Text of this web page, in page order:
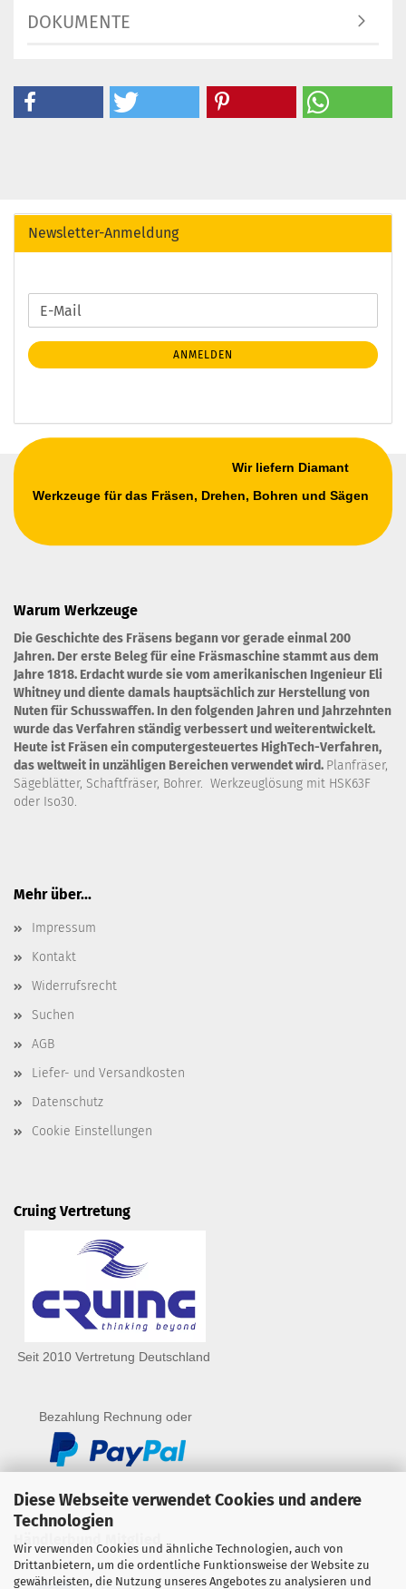
Diese Webseite verwendet Cookies und andere
Technologien
Wir verwenden Cookies und ähnliche Technologien, auch von
Drittanbietern, um die ordentliche Funktionsweise der Website zu
gewährleisten, die Nutzung unseres Angebotes zu analysieren und
DOKUMENTE
Newsletter-Anmeldung
WEITER
ZUR
NEWSLETTER-
ANMELDUNG
E-
Mail
ANMELDEN
Wir liefern Diamant
Werkzeuge für das Fräsen, Drehen, Bohren und Sägen
Warum Werkzeuge
Die Geschichte des Fräsens begann vor gerade einmal 200
Jahren. Der erste Beleg für eine Fräsmaschine stammt aus dem
Jahre 1818. Erdacht wurde sie vom amerikanischen Ingenieur Eli
Whitney und diente damals hauptsächlich zur Herstellung von
Nuten für Schusswaffen. In den folgenden Jahren und Jahrzehnten
wurde das Verfahren ständig verbessert und weiterentwickelt.
Heute ist Fräsen ein computergesteuertes HighTech-Verfahren,
das weltweit in unzähligen Bereichen verwendet wird. Planfräser,
Sägeblätter, Schaftfräser, Bohrer. Werkzeuglösung mit HSK63F
oder Iso30.
Mehr über...
Impressum
Kontakt
Widerrufsrecht
Suchen
AGB
Liefer- und Versandkosten
Datenschutz
Cookie Einstellungen
Cruing Vertretung
Seit 2010 Vertretung Deutschland
Bezahlung Rechnung oder
Händlerbund Mitglied